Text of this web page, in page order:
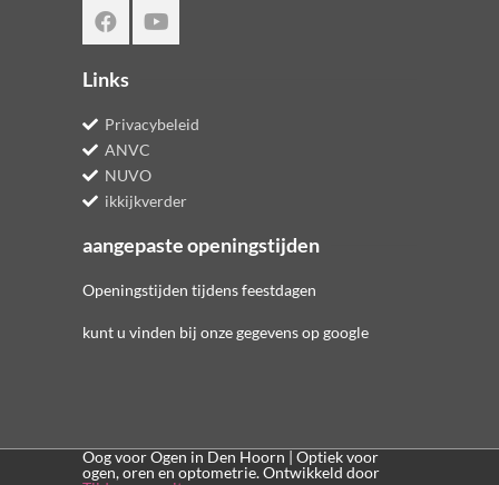
Links
Privacybeleid
ANVC
NUVO
ikkijkverder
aangepaste openingstijden
Openingstijden tijdens feestdagen
kunt u vinden bij onze gegevens op google
Oog voor Ogen in Den Hoorn | Optiek voor
ogen, oren en optometrie. Ontwikkeld door